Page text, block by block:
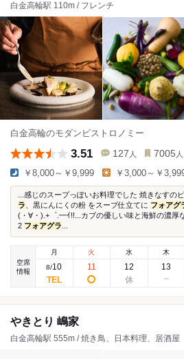
白金高輪駅 110m / フレンチ
白金高輪のモダンビストロノミー
3.51 127 人 7005 人
￥8,000～￥9,999 ￥3,000～￥
...感じのスープっぽいお料理でした 焼きなすの
ラ 、黒にんにくの粉 をスープ仕立てに フォアグ
(・∀・).+゜.━ｲ!!...カブの優しい味と海鮮の濃厚
2 フォアグラ
空席
情報
月
8/10
火
11
水
12
木
13
やきとり 嶋家
白金高輪駅 555m / 焼き鳥、日本料理、居酒屋